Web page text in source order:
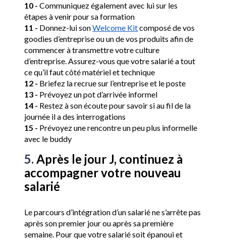
10 - Communiquez également avec lui sur les
étapes à venir pour sa formation
11 - Donnez-lui son Welcome Kit composé de vos
goodies d’entreprise ou un de vos produits afin de
commencer à transmettre votre culture
d’entreprise. Assurez-vous que votre salarié a tout
ce qu’il faut côté matériel et technique
12 - Briefez la recrue sur l’entreprise et le poste
13 - Prévoyez un pot d’arrivée informel
14 - Restez à son écoute pour savoir si au fil de la
journée il a des interrogations
15 - Prévoyez une rencontre un peu plus informelle
avec le buddy
5. Après le jour J, continuez à
accompagner votre nouveau
salarié
Le parcours d’intégration d’un salarié ne s’arrête pas
après son premier jour ou après sa première
semaine. Pour que votre salarié soit épanoui et